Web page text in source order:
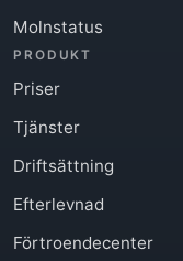
Molnstatus
PRODUKT
Priser
Tjänster
Driftsättning
Efterlevnad
Förtroendecenter